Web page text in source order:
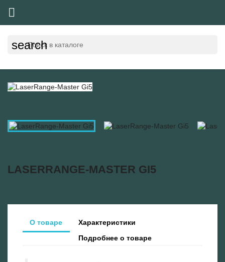

search
LASERRANGE-MASTER GI5
О товаре
Характеристики
Подробнее о товаре